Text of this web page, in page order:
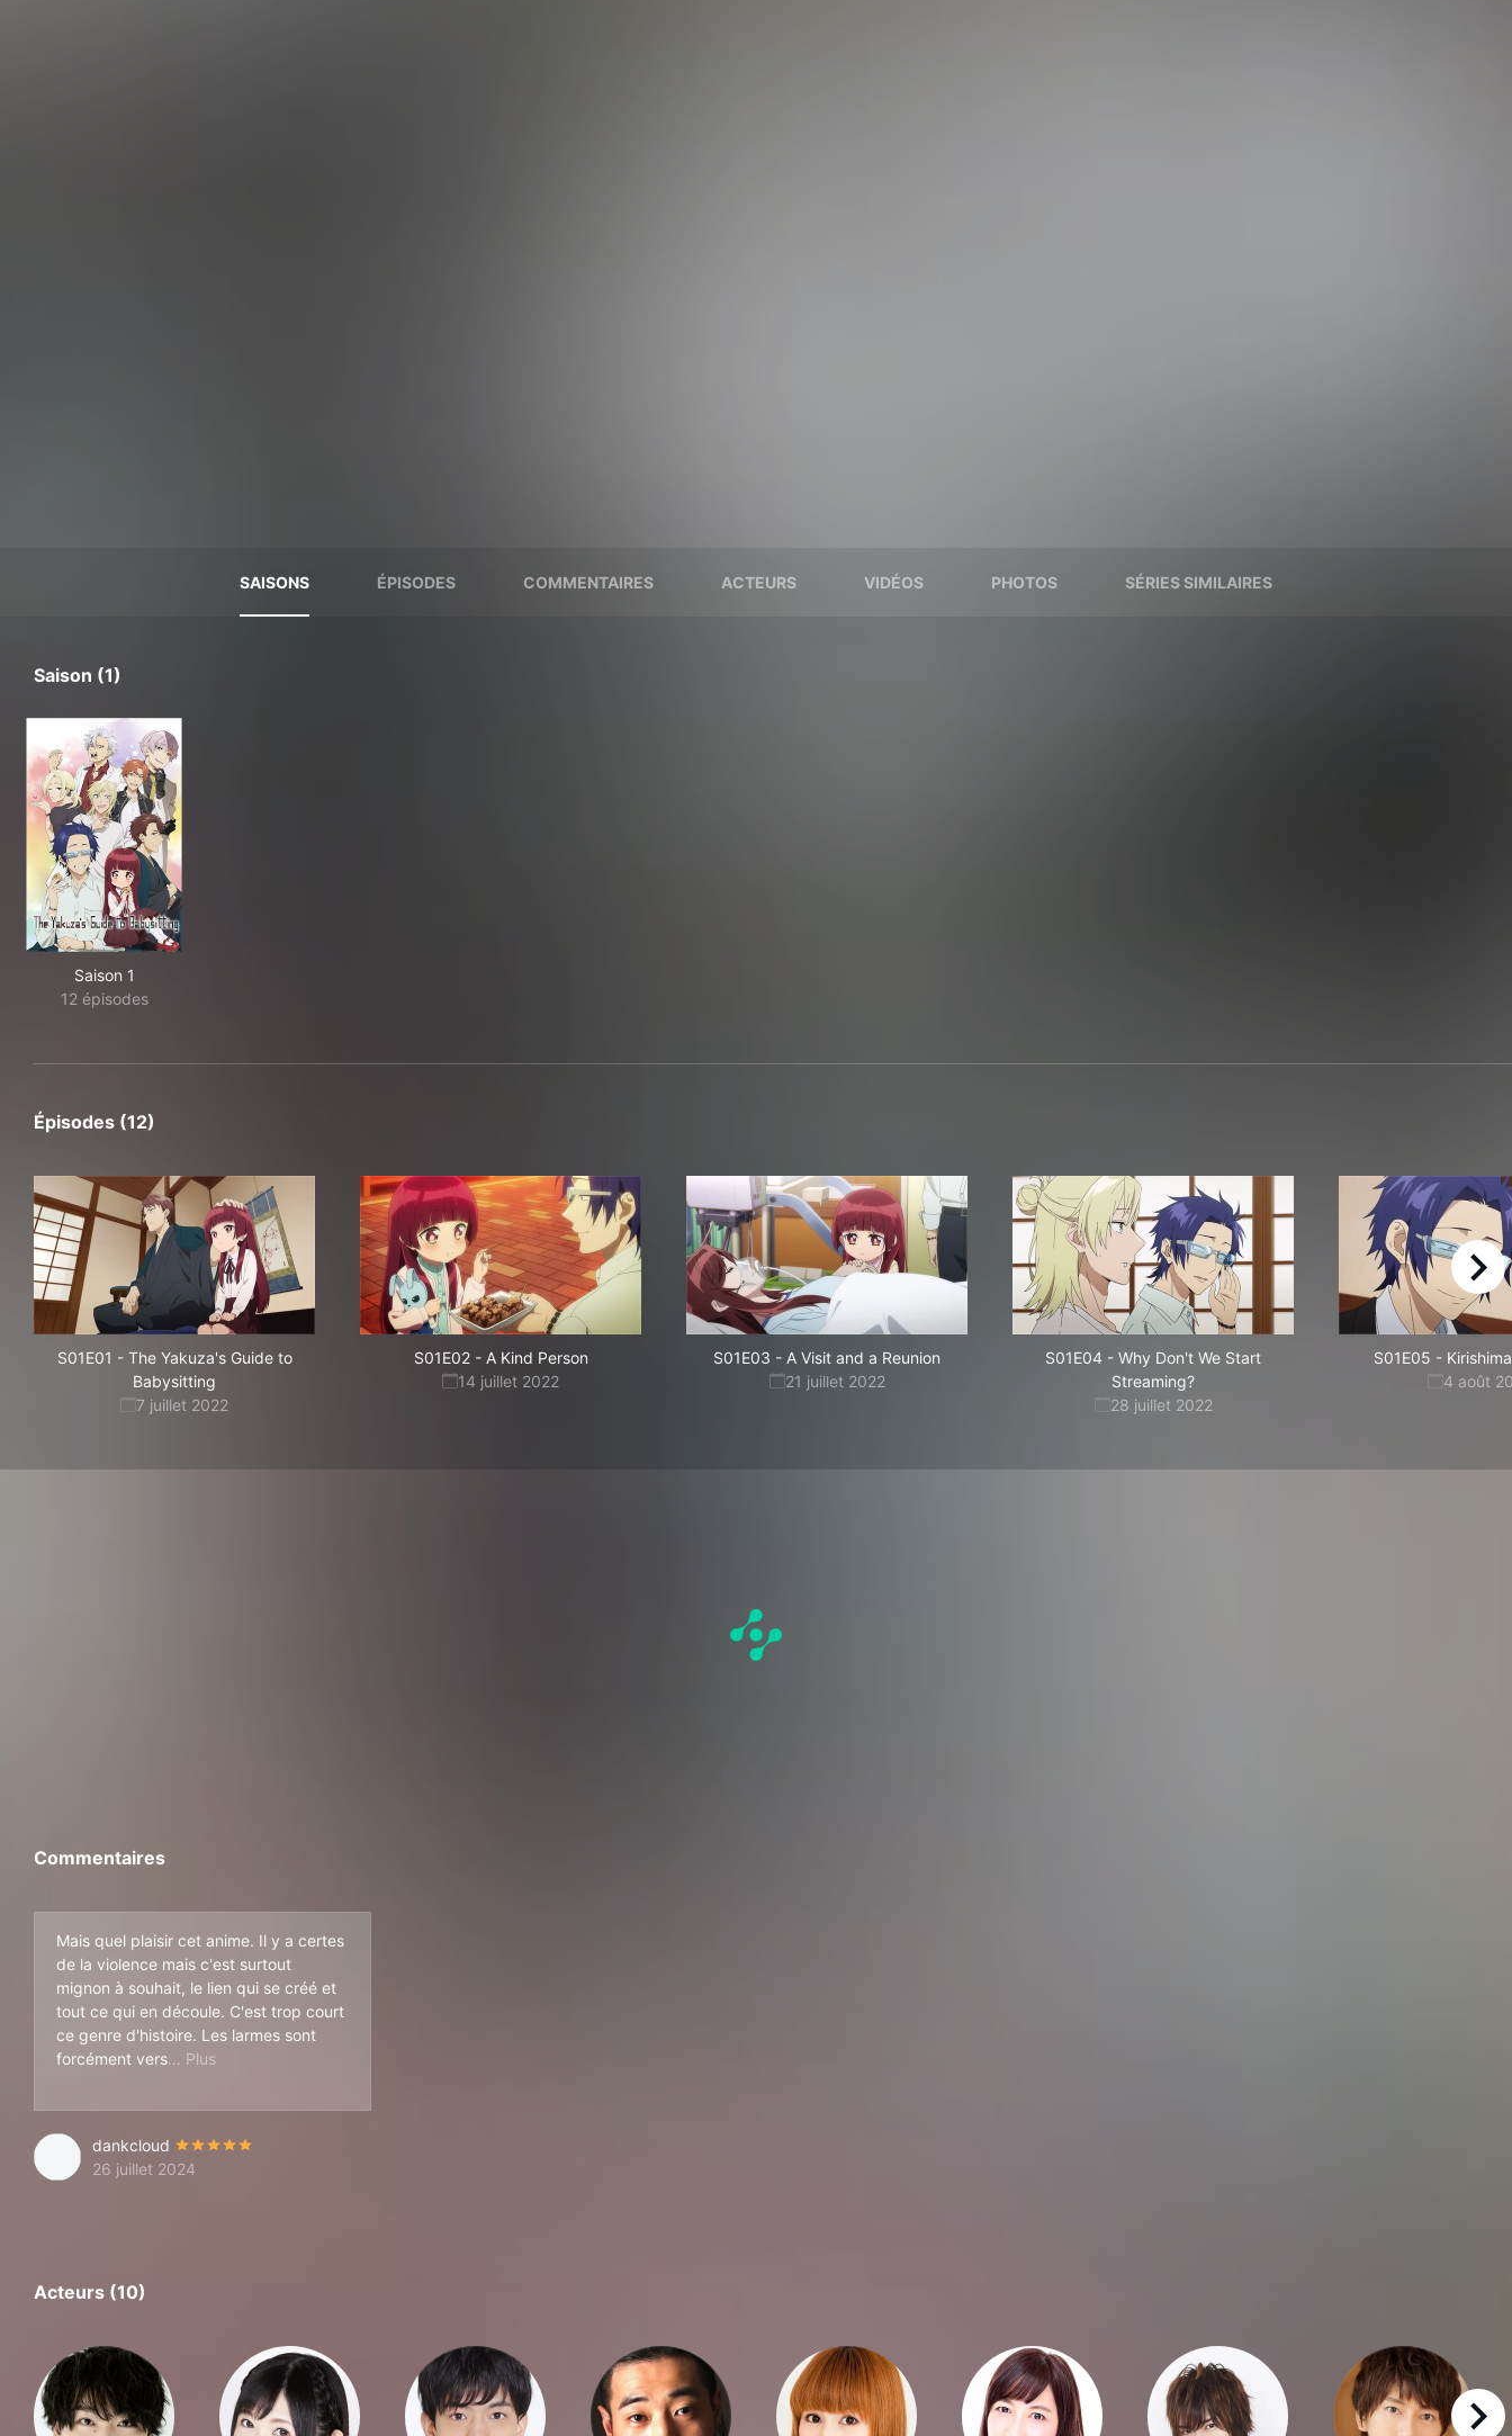
SAISONS ÉPISODES COMMENTAIRES ACTEURS VIDÉOS PHOTOS SÉRIES SIMILAIRES
Saison (1)
Saison 1
12 épisodes
Épisodes (12)
S01E01 - The Yakuza's Guide to
Babysitting
7 juillet 2022
S01E02- A Kind Person
14 juillet 2022
S01E03 - A Visit and a Reunion
21 juillet 2022
S01E04 - Why Don't We Start
Streaming?
28 juillet 2022
S01E05 -
4 août
right
Commentaires
Mais quel plaisir cet anime. Il y a certes
de la violence mais c'est surtout
mignon à souhait, le lien qui se créé et
tout ce qui en découle. C'est trop court
ce genre d'histoire. Les larmes sont
forcément vers
ées.
dankcloud
26 juillet 2024
Acteurs (10)
right